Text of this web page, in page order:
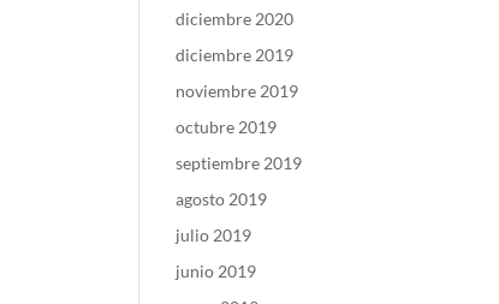
diciembre 2020
diciembre 2019
noviembre 2019
octubre 2019
septiembre 2019
agosto 2019
julio 2019
junio 2019